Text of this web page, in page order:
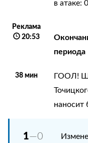
в
Реклама
20:53
периода
38 мин
ГООЛ!
наносит
1—0